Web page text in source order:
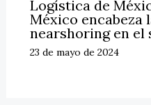
Logística de
México encabeza
nearshoring en
23 de mayo de 2024